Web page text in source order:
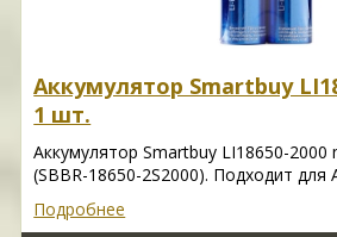
Аккумулятор Smartbuy
1 шт.
Аккумулятор Smartbuy LI18650-2000
(SBBR-18650-2S2000). Подходит для
Подробнее